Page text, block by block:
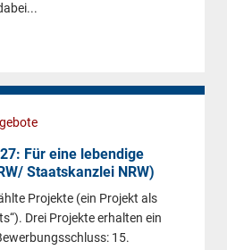
Für eine lebendige
Staatskanzlei NRW)
Projekte (ein Projekt als
Drei Projekte erhalten ein
15.